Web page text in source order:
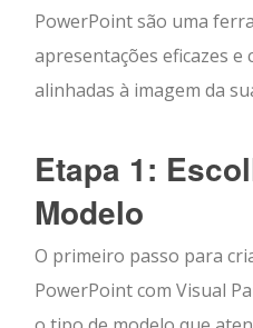
PowerPoint são uma
apresentações eficazes
alinhadas à imagem da
Etapa 1:
Modelo
O primeiro passo para
PowerPoint com Visual